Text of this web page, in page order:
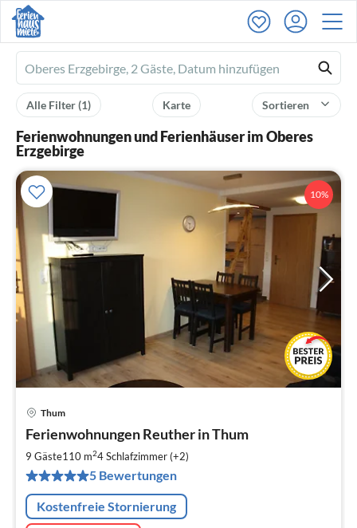
Ferienhausmiete
logo
Sortieren
Karte
Alle Filter(1)
Ferienwohnungen und Ferienhäuser im Oberes
Erzgebirge
10%
Thum
Ferienwohnungen Reuther in Thum
9 Gäste110 m24Schlafzimmer (+2)
5 Bewertungen
Kostenfreie Stornierung